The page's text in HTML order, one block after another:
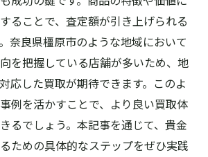
ることで、査定額が引き上げられる
奈良県橿原市のような地域において
を把握している店舗が多いため、地
応した買取が期待できます。このよ
例を活かすことで、より良い買取体
るでしょう。本記事を通じて、貴金
ための具体的なステップをぜひ実践